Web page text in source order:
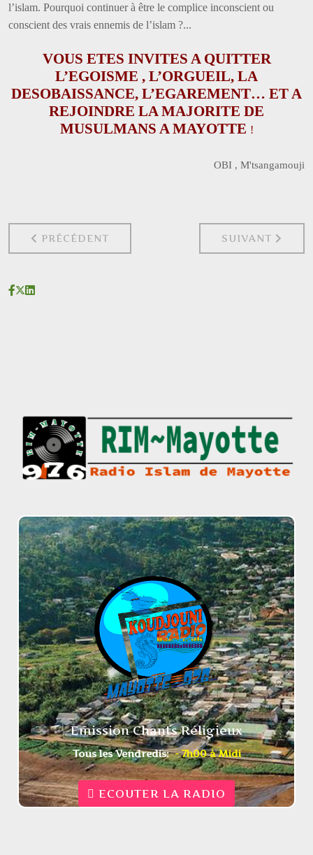
l’islam. Pourquoi continuer à être le complice inconscient ou
conscient des vrais ennemis de l’islam ?...
VOUS ETES INVITES A QUITTER
L’EGOISME , L’ORGUEIL, LA
DESOBAISSANCE, L’EGAREMENT… ET A
REJOINDRE LA MAJORITE DE
MUSULMANS A MAYOTTE !
OBI , M'tsangamouji
PRÉCÉDENT SUIVANT
Emission Chants Réligieux
Tous les Vendredis: - 7h00 à Midi
ECOUTER LA RADIO